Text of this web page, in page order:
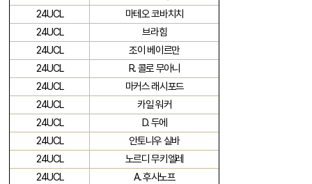
24UCL
마테오 코바치치
24UCL
브라힘
24UCL
조이 베이르만
24UCL
R.콜로 무아니
24UCL
마커스 래시포드
24UCL
카일 워커
24UCL
D.두에
24UCL
안토니우 실바
24UCL
노르디 무키엘레
24UCL
A.후사노프